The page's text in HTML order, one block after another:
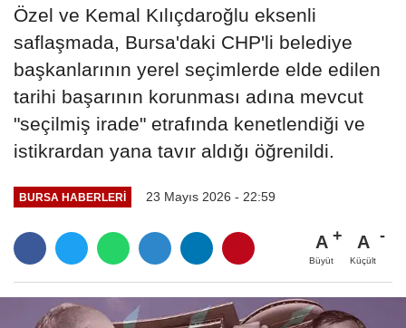
Özel ve Kemal Kılıçdaroğlu eksenli
saflaşmada, Bursa'daki CHP'li belediye
başkanlarının yerel seçimlerde elde edilen
tarihi başarının korunması adına mevcut
"seçilmiş irade" etrafında kenetlendiği ve
istikrardan yana tavır aldığı öğrenildi.
BURSA HABERLERI 23 Mayıs 2026 - 22:59
A
Büyüt
A
Küçült